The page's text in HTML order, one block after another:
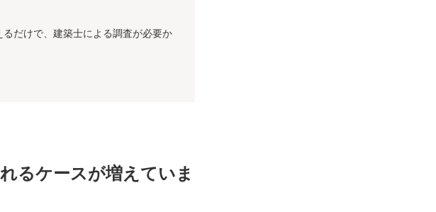
だけで、建築士による調査が必要か
るケースが増えていま